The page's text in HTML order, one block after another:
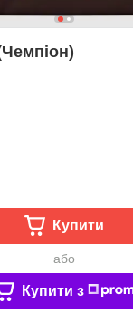
Купити
або
Купити з